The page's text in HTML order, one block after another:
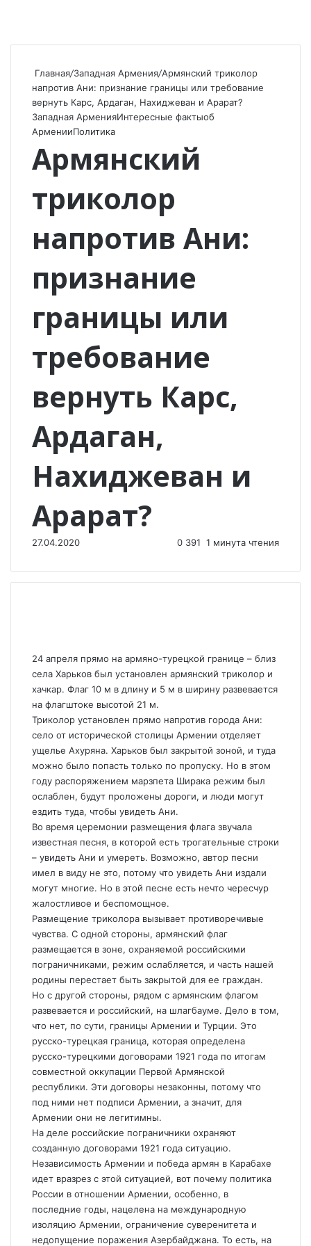
Главная/Западная Армения/Армянский триколор
напротив Ани: признание границы или требование
вернуть Карс, Ардаган, Нахиджеван и Арарат?
Западная АрменияИнтересные фактыоб
АрменииПолитика
Армянский
триколор
напротив Ани:
признание
границы или
требование
вернуть Карс,
Ардаган,
Нахиджеван и
Арарат?
27.04.2020 0 391 1 минута чтения
24 апреля прямо на армяно-турецкой границе – близ
села Харьков был установлен армянский триколор и
хачкар. Флаг 10 м в длину и 5 м в ширину развевается
на флагштоке высотой 21 м.
Триколор установлен прямо напротив города Ани:
село от исторической столицы Армении отделяет
ущелье Ахуряна. Харьков был закрытой зоной, и туда
можно было попасть только по пропуску. Но в этом
году распоряжением марзпета Ширака режим был
ослаблен, будут проложены дороги, и люди могут
ездить туда, чтобы увидеть Ани.
Во время церемонии размещения флага звучала
известная песня, в которой есть трогательные строки
– увидеть Ани и умереть. Возможно, автор песни
имел в виду не это, потому что увидеть Ани издали
могут многие. Но в этой песне есть нечто чересчур
жалостливое и беспомощное.
Размещение триколора вызывает противоречивые
чувства. С одной стороны, армянский флаг
размещается в зоне, охраняемой российскими
пограничниками, режим ослабляется, и часть нашей
родины перестает быть закрытой для ее граждан.
Но с другой стороны, рядом с армянским флагом
развевается и российский, на шлагбауме. Дело в том,
что нет, по сути, границы Армении и Турции. Это
русско-турецкая граница, которая определена
русско-турецкими договорами 1921 года по итогам
совместной оккупации Первой Армянской
республики. Эти договоры незаконны, потому что
под ними нет подписи Армении, а значит, для
Армении они не легитимны.
На деле российские пограничники охраняют
созданную договорами 1921 года ситуацию.
Независимость Армении и победа армян в Карабахе
идет вразрез с этой ситуацией, вот почему политика
России в отношении Армении, особенно, в
последние годы, нацелена на международную
изоляцию Армении, ограничение суверенитета и
недопущение поражения Азербайджана. То есть, на